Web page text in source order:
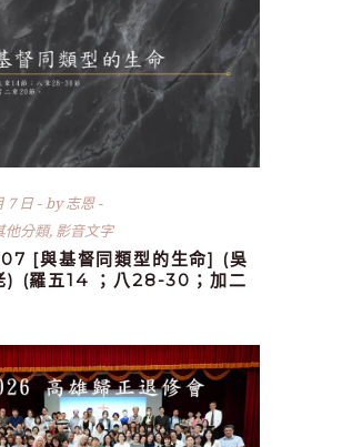
7 日 by志恩
他分類, 影音文字
[與基督同類型的生命] (吳
) (羅五14 ；八28-30；加二